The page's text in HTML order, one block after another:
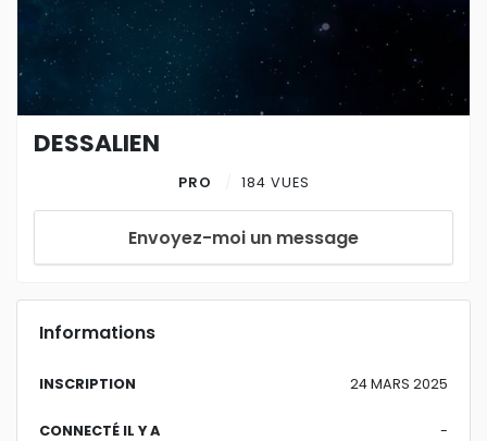
DESSALIEN
PRO 184 VUES
Envoyez-moi un message
Informations
INSCRIPTION 24 MARS 2025
CONNECTÉ IL Y A -